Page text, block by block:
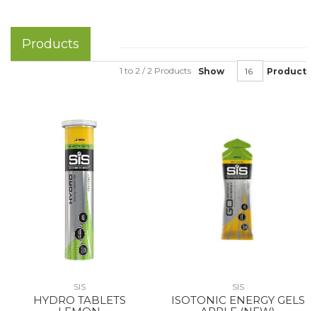
Products
Show Product
1 to 2 / 2 Products
SIS
HYDRO TABLETS
SIS
ISOTONIC ENERGY GELS